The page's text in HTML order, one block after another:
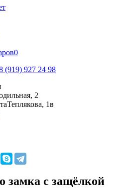
0
(919) 927 24 98
2
1в
замка с защёлкой